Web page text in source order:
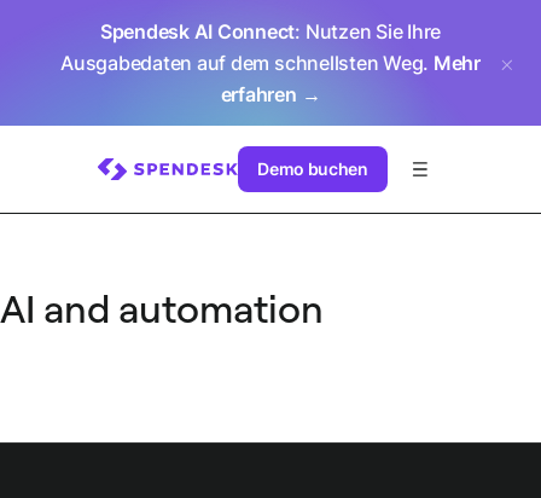
Spendesk AI Connect: Nutzen Sie Ihre
Ausgabedaten auf dem schnellsten Weg. Mehr
erfahren →
Demo buchen
AI and automation